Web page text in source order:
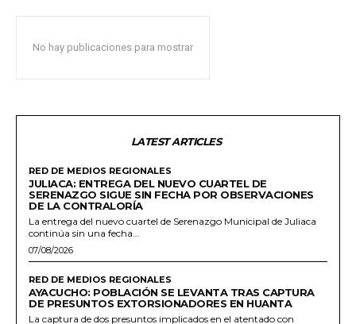
No hay publicaciones para mostrar
LATEST ARTICLES
RED DE MEDIOS REGIONALES
JULIACA: ENTREGA DEL NUEVO CUARTEL DE
SERENAZGO SIGUE SIN FECHA POR OBSERVACIONES
DE LA CONTRALORÍA
La entrega del nuevo cuartel de Serenazgo Municipal de Juliaca
continúa sin una fecha...
07/08/2026
RED DE MEDIOS REGIONALES
AYACUCHO: POBLACIÓN SE LEVANTA TRAS CAPTURA
DE PRESUNTOS EXTORSIONADORES EN HUANTA
La captura de dos presuntos implicados en el atentado con